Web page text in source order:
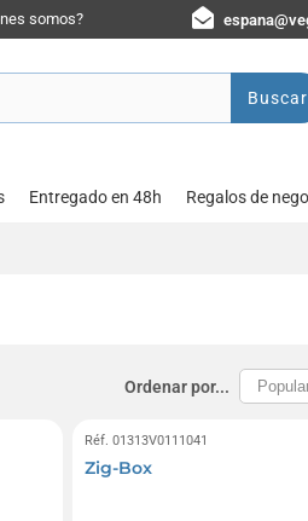
somos?
Buscar
Entregado en 48h Regalos de
Ordenar por...
Réf. 01313V0111041
Zig-Box